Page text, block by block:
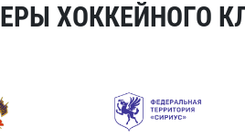
ХОККЕЙНОГО